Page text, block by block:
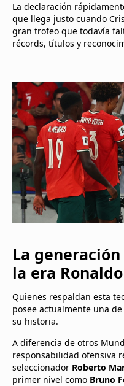
La declaración
que llega justo cuando
gran trofeo que todavía
récords, títulos y
La
la era Ronaldo
Quienes respaldan esta
posee actualmente una
su historia.
A diferencia de otros
responsabilidad ofensiva
seleccionador Roberto
primer nivel como Bruno